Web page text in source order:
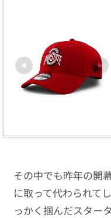
その中でも昨年の開
に取って代わられて
っかく掴んだスター